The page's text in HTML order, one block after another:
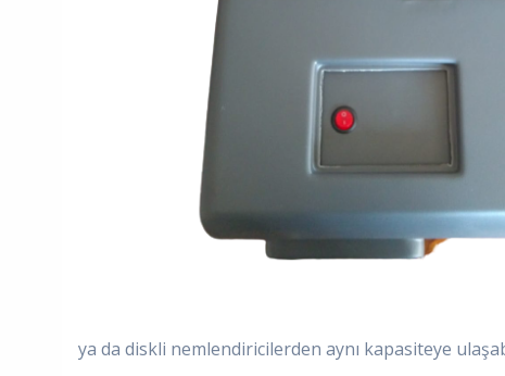
ya da diskli nemlendiricilerden aynı kapasiteye